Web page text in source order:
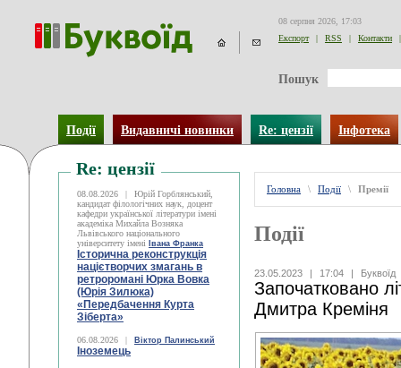
08 серпня 2026, 17:03
Експорт
| RSS | Контакти |
Пошук
Події Видавничі новинки Re: цензії Інфотека
Re: цензії
08.08.2026 |
Юрій Горблянський,
кандидат філологічних наук, доцент
кафедри української літератури імені
академіка Михайла Возняка
Львівського національного
університету імені
Івана Франка
Історична реконструкція
націєтворчих змагань в
ретроромані Юрка Вовка
(Юрія Зилюка)
«Передбачення Курта
Зіберта»
06.08.2026 | Віктор Палинський
Іноземець
Головна \ Події \ Премії
Події
23.05.2023 | 17:04 | Буквоїд
Започатковано
Дмитра Креміня